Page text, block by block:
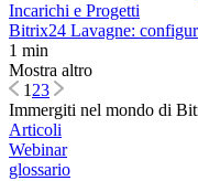
Incarichi e Progetti
Bitrix24 Lavagne:
1 min
Mostra altro
123
Immergiti nel mondo di
Articoli
Webinar
glossario